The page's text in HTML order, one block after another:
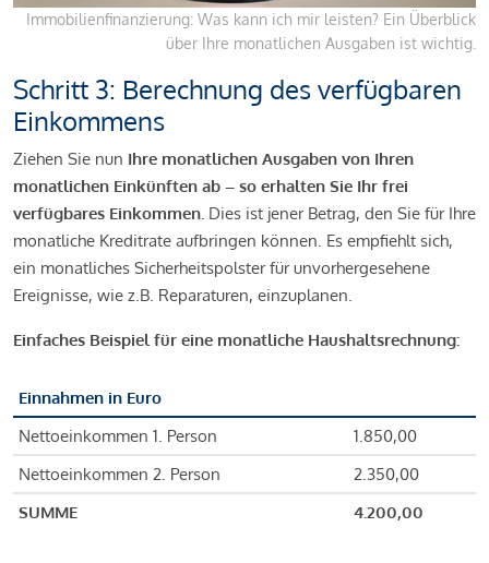
Immobilienfinanzierung: Was kann ich mir leisten? Ein Überblick
über Ihre monatlichen Ausgaben ist wichtig.
Schritt 3: Berechnung des verfügbaren
Einkommens
Ziehen Sie nun Ihre monatlichen Ausgaben von Ihren
monatlichen Einkünften ab – so erhalten Sie Ihr frei
verfügbares Einkommen. Dies ist jener Betrag, den Sie für Ihre
monatliche Kreditrate aufbringen können. Es empfiehlt sich,
ein monatliches Sicherheitspolster für unvorhergesehene
Ereignisse, wie z.B. Reparaturen, einzuplanen.
Einfaches Beispiel für eine monatliche Haushaltsrechnung:
Einnahmen in Euro
Nettoeinkommen 1. Person
1.850,00
Nettoeinkommen 2. Person
2.350,00
SUMME
4.200,00